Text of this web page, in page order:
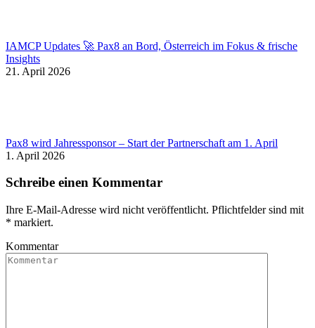
IAMCP Updates 🚀 Pax8 an Bord, Österreich im Fokus & frische
Insights
21. April 2026
Pax8 wird Jahressponsor – Start der Partnerschaft am 1. April
1. April 2026
Schreibe einen Kommentar
Ihre E-Mail-Adresse wird nicht veröffentlicht. Pflichtfelder sind mit
* markiert.
Kommentar